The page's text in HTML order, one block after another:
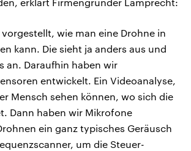
erklärt Firmengründer Lamprecht:
vorgestellt, wie man eine Drohne in
kann. Die sieht ja anders aus und
an. Daraufhin haben wir
entwickelt. Ein Videoanalyse,
Mensch sehen können, wo sich die
Dann haben wir Mikrofone
ein ganz typisches Geräusch
um die Steuer-